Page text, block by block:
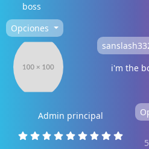
boss
Opciones
i'm the
Admin principal